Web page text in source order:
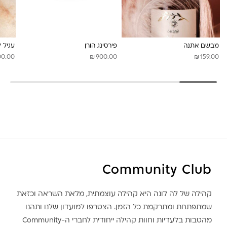
מבשם אתנה
₪ 159.00
פירסינג הורן
₪ 900.00
עגיל
Community Club
קהילה של לה לונה היא קהילה עוצמתית, מלאת השראה וכזאת
שמתפתחת ומתרקמת כל הזמן. הצטרפו למועדון שלנו ותהנו
מהטבות בלעדיות וחוות קהילה ייחודית לחברי ה-Community